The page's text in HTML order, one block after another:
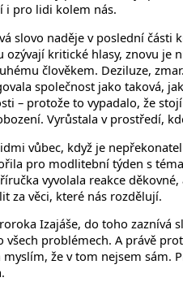
i pro lidi kolem nás.
slovo naděje v poslední
ozývají kritické hlasy, znovu
člověkem. Deziluze,
společnost jako taková,
– protože to vypadalo, že
Vyrůstala v prostředí,
vůbec, když je
pro modlitební týden s
vyvolala reakce
za věci, které nás rozdělují.
Izajáše, do toho zaznívá
všech problémech. A právě
myslím, že v tom nejsem